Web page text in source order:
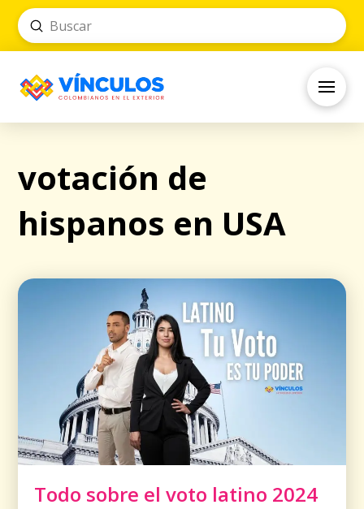
Search
Submit
votación de
hispanos en USA
Todo sobre el voto latino 2024